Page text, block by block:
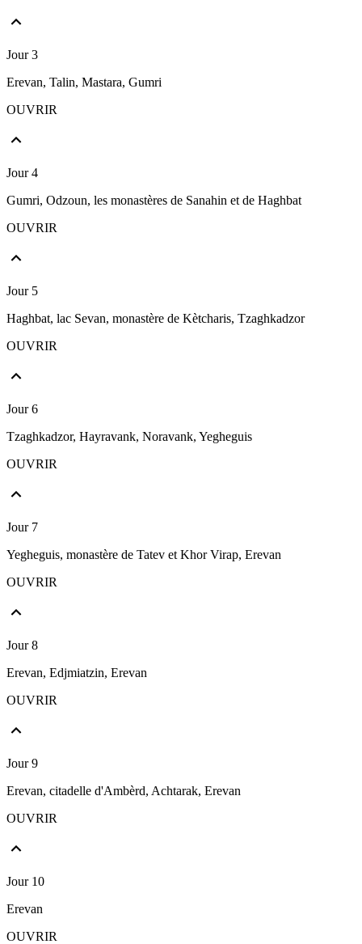
Jour 3
Erevan, Talin, Mastara, Gumri
OUVRIR
Jour 4
Gumri, Odzoun, les monastères de Sanahin et de Haghbat
OUVRIR
Jour 5
Haghbat, lac Sevan, monastère de Kètcharis, Tzaghkadzor
OUVRIR
Jour 6
Tzaghkadzor, Hayravank, Noravank, Yegheguis
OUVRIR
Jour 7
Yegheguis, monastère de Tatev et Khor Virap, Erevan
OUVRIR
Jour 8
Erevan, Edjmiatzin, Erevan
OUVRIR
Jour 9
Erevan, citadelle d'Ambèrd, Achtarak, Erevan
OUVRIR
Jour 10
Erevan
OUVRIR